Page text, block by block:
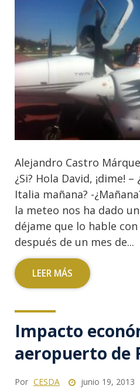
Alejandro Castro
¿Si? Hola David, ¡dime!
Italia mañana? -
la meteo nos ha dado
déjame que lo hable
después de un mes de...
LEER MÁS
Impacto
aeropuerto de
Por CESDA junio 19, 2013